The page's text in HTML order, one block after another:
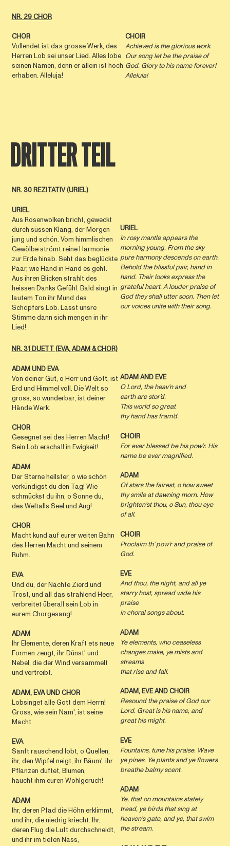
NR. 29 CHOR
CHOR
Vollendet ist das grosse Werk, des
Herren Lob sei unser Lied. Alles lobe
seinen Namen, denn er allein ist hoch
erhaben. Alleluja!
CHOIR
Achieved is the glorious work.
Our song let be the praise of
God. Glory to his name forever!
Alleluia!
DRITTER TEIL
NR. 30 REZITATIV (URIEL)
URIEL
Aus Rosenwolken bricht, geweckt
durch süssen Klang, der Morgen
jung und schön. Vom himmlischen
Gewölbe strömt reine Harmonie
zur Erde hinab. Seht das beglückte
Paar, wie Hand in Hand es geht.
Aus ihren Blicken strahlt des
heissen Danks Gefühl. Bald singt in
lautem Ton ihr Mund des
Schöpfers Lob. Lasst unsre
Stimme dann sich mengen in ihr
Lied!
URIEL
In rosy mantle appears the
morning young. From the sky
pure harmony descends on earth.
Behold the blissful pair, hand in
hand. Their looks express the
grateful heart. A louder praise of
God they shall utter soon. Then let
our voices unite with their song.
NR. 31 DUETT (EVA, ADAM & CHOR)
ADAM UND EVA
Von deiner Güt, o Herr und Gott, ist
Erd und Himmel voll. Die Welt so
gross, so wunderbar, ist deiner
Hände Werk.
CHOR
Gesegnet sei des Herren Macht!
Sein Lob erschall in Ewigkeit!
ADAM
Der Sterne hellster, o wie schön
verkündigst du den Tag! Wie
schmückst du ihn, o Sonne du,
des Weltalls Seel und Aug!
CHOR
Macht kund auf eurer weiten Bahn
des Herren Macht und seinem
Ruhm.
EVA
Und du, der Nächte Zierd und
Trost, und all das strahlend Heer,
verbreitet überall sein Lob in
eurem Chorgesang!
ADAM
Ihr Elemente, deren Kraft ets neue
Formen zeugt, ihr Dünst' und
Nebel, die der Wind versammelt
und vertreibt.
ADAM, EVA UND CHOR
Lobsinget alle Gott dem Herrn!
Gross, wie sein Nam', ist seine
Macht.
EVA
Sanft rauschend lobt, o Quellen,
ihr, den Wipfel neigt, ihr Bäum', ihr
Pflanzen duftet, Blumen,
haucht ihm euren Wohlgeruch!
ADAM
Ihr, deren Pfad die Höhn erklimmt,
und ihr, die niedrig kriecht. Ihr,
deren Flug die Luft durchschneidt,
und ihr im tiefen Nass;
ADAM AND EVE
O Lord, the heav’n and
earth are stor’d.
This world so great
thy hand has fram’d.
CHOIR
For ever blessed be his pow’r. His
name be ever magniﬁed.
ADAM
Of stars the fairest, o how sweet
thy smile at dawning morn. How
brighten’st thou, o Sun, thou eye
of all.
CHOIR
Proclaim th’ pow’r and praise of
God.
EVE
And thou, the night, and all ye
starry host, spread wide his
praise
in choral songs about.
ADAM
Ye elements, who ceaseless
changes make, ye mists and
streams
that rise and fall.
ADAM, EVE AND CHOIR
Resound the praise of God our
Lord. Great is his name, and
great his might.
EVE
Fountains, tune his praise. Wave
ye pines. Ye plants and ye flowers
breathe balmy scent.
ADAM
Ye, that on mountains stately
tread, ye birds that sing at
heaven’s gate, and ye, that swim
the stream.